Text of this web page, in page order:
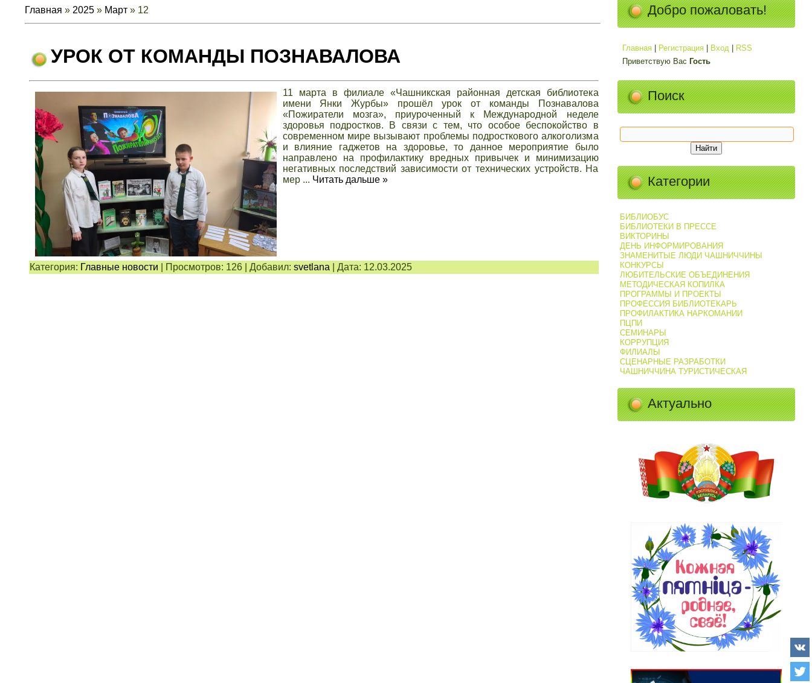
Главная » 2025 » Март » 12
УРОК ОТ КОМАНДЫ ПОЗНАВАЛОВА
11 марта в филиале «Чашникская районная детская библиотека
имени Янки Журбы» прошёл урок от команды Познавалова
«Пожиратели мозга», приуроченный к Международной неделе
здоровья подростков. В связи с тем, что особое беспокойство в
современном мире вызывают проблемы подросткового алкоголизма
и влияние гаджетов на здоровье, то данное мероприятие было
направлено на профилактику вредных привычек и минимизацию
негативных последствий зависимости от технических устройств. На
мер ... Читать дальше »
Категория: Главные новости Просмотров: 126| Добавил: svetlana Дата: 12.03.2025
Добро пожаловать!
Главная| Регистрация| Вход|
RSS
Приветствую Вас Гость
Поиск
Категории
БИБЛИОБУС
БИБЛИОТЕКИ В ПРЕССЕ
ВИКТОРИНЫ
ДЕНЬ ИНФОРМИРОВАНИЯ
ЗНАМЕНИТЫЕ ЛЮДИ ЧАШНИЧЧИНЫ
КОНКУРСЫ
ЛЮБИТЕЛЬСКИЕ ОБЪЕДИНЕНИЯ
МЕТОДИЧЕСКАЯ КОПИЛКА
ПРОГРАММЫ И ПРОЕКТЫ
ПРОФЕССИЯ БИБЛИОТЕКАРЬ
ПРОФИЛАКТИКА НАРКОМАНИИ
ПЦПИ
СЕМИНАРЫ
КОРРУПЦИЯ
ФИЛИАЛЫ
СЦЕНАРНЫЕ РАЗРАБОТКИ
ЧАШНИЧЧИНА ТУРИСТИЧЕСКАЯ
Актуально